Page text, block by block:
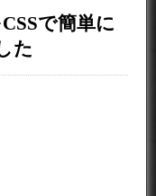
で簡単に
た